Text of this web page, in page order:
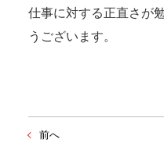
仕事に対する正直さが
うございます。
前へ